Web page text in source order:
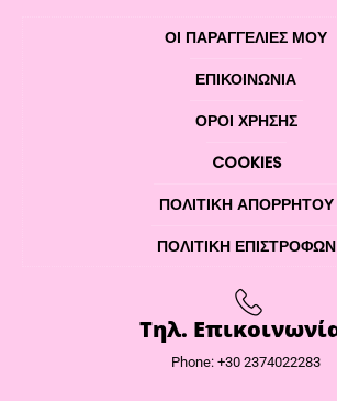
ΟΙ ΠΑΡΑΓΓΕΛΙΕΣ ΜΟΥ
ΕΠΙΚΟΙΝΩΝΊΑ
ΌΡΟΙ ΧΡΉΣΗΣ
COOKIES
ΠΟΛΙΤΙΚΉ ΑΠΟΡΡΉΤΟΥ
ΠΟΛΙΤΙΚΉ ΕΠΙΣΤΡΟΦΏΝ
Τηλ.
Phone: +30 2374022283